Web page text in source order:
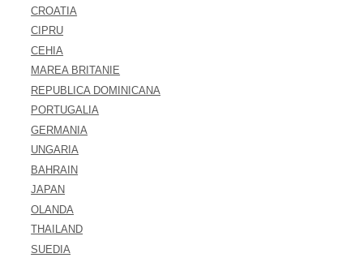
CROATIA
CIPRU
CEHIA
MAREA BRITANIE
REPUBLICA DOMINICANA
PORTUGALIA
GERMANIA
UNGARIA
BAHRAIN
JAPAN
OLANDA
THAILAND
SUEDIA